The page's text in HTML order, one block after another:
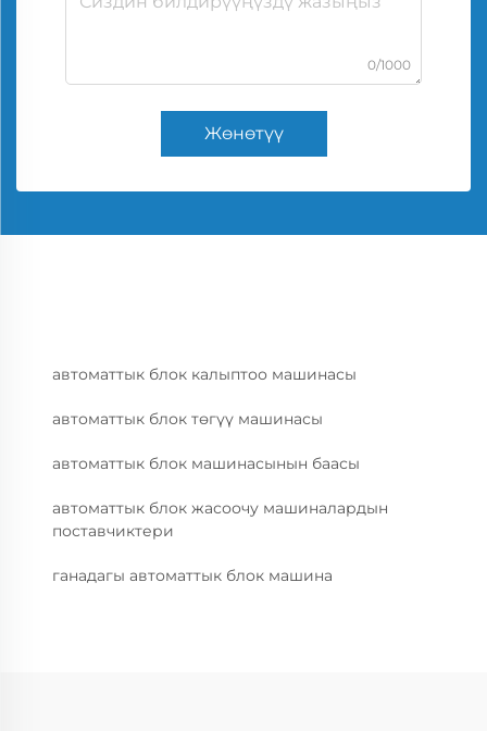
0/1000
Жөнөтүү
автоматтык блок калыптоо машинасы
автоматтык блок төгүү машинасы
автоматтык блок машинасынын баасы
автоматтык блок жасоочу машиналардын
поставчиктери
ганадагы автоматтык блок машина